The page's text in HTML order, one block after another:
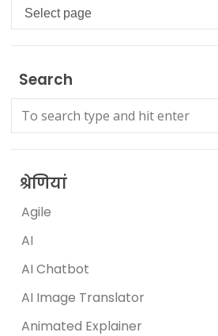
Languages
Search
श्रेणियां
Agile
AI
AI Chatbot
AI Image Translator
Animated Explainer